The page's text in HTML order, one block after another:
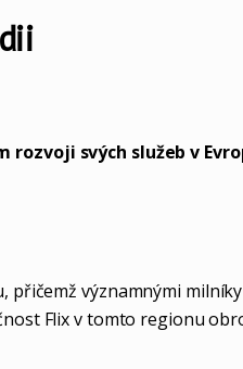
svých služeb v
významnými
Flix v tomto regionu